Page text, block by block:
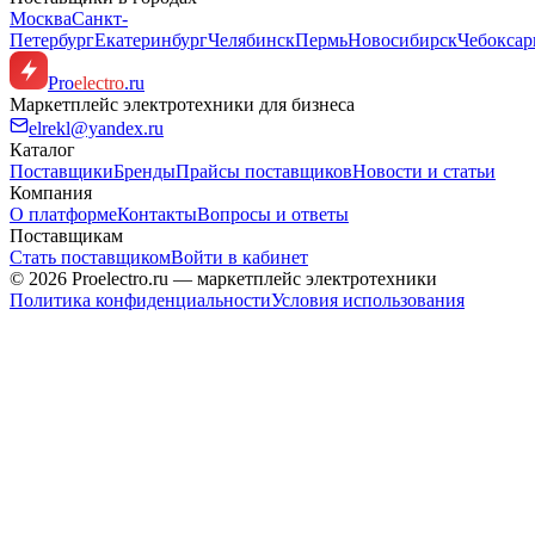
МоскваСанкт-
ПетербургЕкатеринбургЧелябинскПермьНовосибирск
Proelectro.ru
Маркетплейс электротехники для бизнеса
elrekl@yandex.ru
Каталог
ПоставщикиБрендыПрайсы поставщиковНовости и статьи
Компания
О платформеКонтактыВопросы и ответы
Поставщикам
Стать поставщикомВойти в кабинет
© 2026 Proelectro.ru — маркетплейс электротехники
Политика конфиденциальностиУсловия использования